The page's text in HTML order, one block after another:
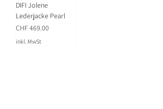
DIFI Jolene
Lederjacke Pearl
Preis
CHF 469.00
inkl. MwSt